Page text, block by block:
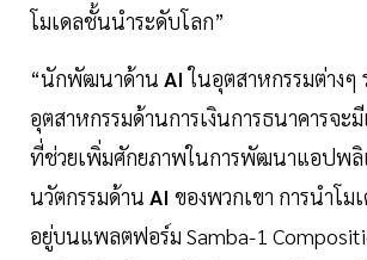
โมเดลชั้นนำระดับโลก”
“นักพัฒนาด้าน AIในอุตสาหกรรมต่างๆ
อุตสาหกรรมด้านการเงินการธนาคารจ
ที่ช่วยเพิ่มศักยภาพในการพัฒนาแอปพลิ
นวัตกรรมด้าน AI ของพวกเขา การนำโม
อยู่บนแพลตฟอร์ม Samba-1